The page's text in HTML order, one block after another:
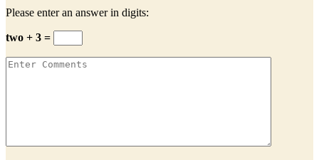
Please enter an answer in digits:
two + 3 =